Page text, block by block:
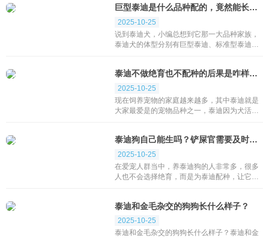
巨型泰迪犬...
巨型泰迪是什么品种配的，竟然能长这么大
2025-10-25
说到泰迪犬，小编总想到它那一大品种家族，
泰迪犬的体型分别有巨型泰迪、标准型泰迪、
高，那么巨...
泰迪不做绝育也不配种的后果是咋样的？
2025-10-25
现在饲养宠物的家庭越来越多，其中泰迪就是
大家最爱是的宠物品种之一，泰迪因为犬活泼
那么泰迪不做...
泰迪狗自己能生吗？铲屎官需要及时给予帮助
2025-10-25
在爱宠人群当中，养泰迪狗的人非常多，很多
人也不会选择绝育，而是为泰迪配种，让它继
都会自己生产...
泰迪和金毛杂交的狗狗长什么样子？
2025-10-25
泰迪和金毛杂交的狗狗长什么样子？泰迪和金